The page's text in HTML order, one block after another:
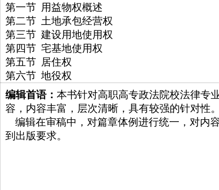
第一节 用益物权概述
第二节 土地承包经营权
第三节 建设用地使用权
第四节 宅基地使用权
第五节 居住权
第六节 地役权
编辑首语： 本书针对高职高专政法院校法律专
容，内容丰富，层次清晰，具有较强的针对性
编辑在审稿中，对篇章体例进行统一，对内
到出版要求。